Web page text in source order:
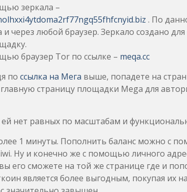
зеркала –
. По
через любой браузер. Зеркало создано
браузер Tor по ссылке – meqa.cc
по ссылка на Мега выше, попадете на
страницу площадки Mega для
нет равных по масштабам и
1 минуты. Пополнить баланс можно с
Ну и конечно же с помощью личного
его сможете на той же странице где и
является более выгодным, покупая их